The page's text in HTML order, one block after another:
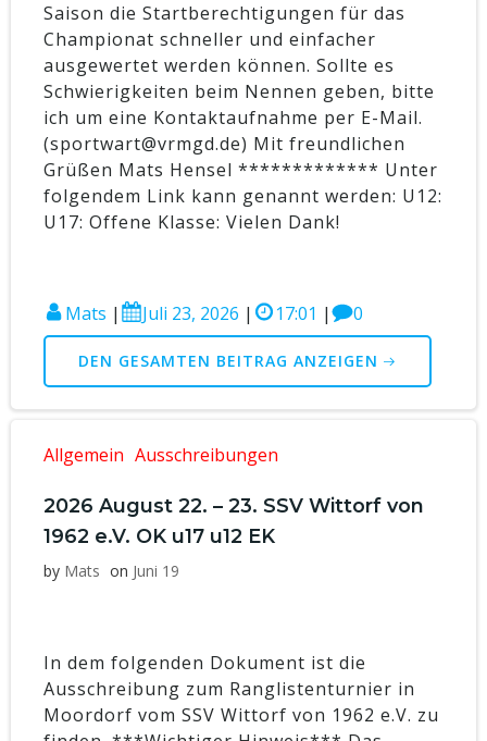
Saison die Startberechtigungen für das
Championat schneller und einfacher
ausgewertet werden können. Sollte es
Schwierigkeiten beim Nennen geben, bitte
ich um eine Kontaktaufnahme per E-Mail.
(sportwart@vrmgd.de) Mit freundlichen
Grüßen Mats Hensel ************* Unter
folgendem Link kann genannt werden: U12:
U17: Offene Klasse: Vielen Dank!
Mats | Juli 23, 2026 | 17:01 | 0
DEN GESAMTEN BEITRAG ANZEIGEN
Allgemein Ausschreibungen
2026 August 22. – 23. SSV Wittorf von
1962 e.V. OK u17 u12 EK
by Mats on Juni 19
In dem folgenden Dokument ist die
Ausschreibung zum Ranglistenturnier in
Moordorf vom SSV Wittorf von 1962 e.V. zu